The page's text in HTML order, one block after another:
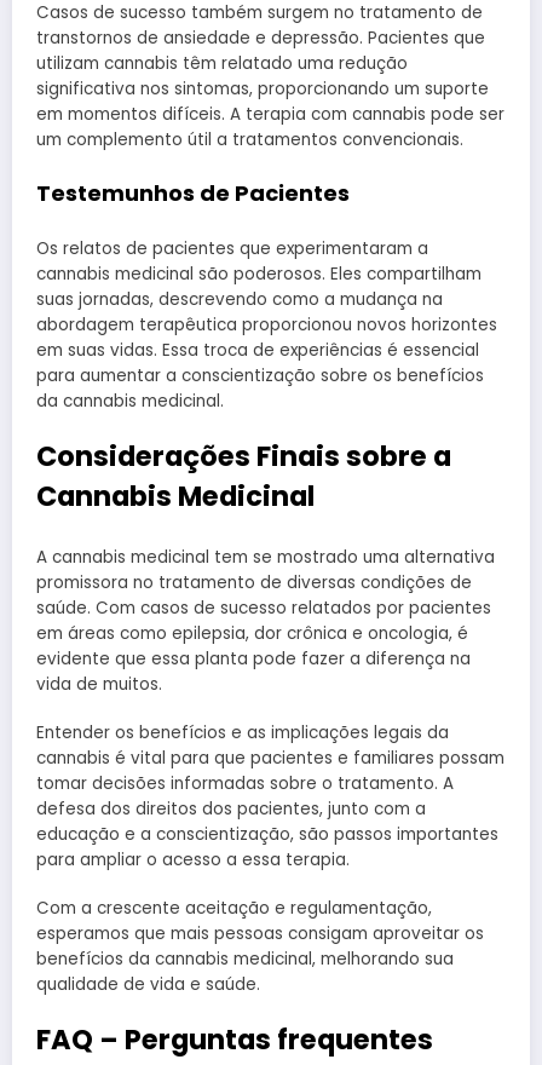
Casos de sucesso também surgem no tratamento de
transtornos de ansiedade e depressão. Pacientes que
utilizam cannabis têm relatado uma redução
significativa nos sintomas, proporcionando um suporte
em momentos difíceis. A terapia com cannabis pode ser
um complemento útil a tratamentos convencionais.
Testemunhos de Pacientes
Os relatos de pacientes que experimentaram a
cannabis medicinal são poderosos. Eles compartilham
suas jornadas, descrevendo como a mudança na
abordagem terapêutica proporcionou novos horizontes
em suas vidas. Essa troca de experiências é essencial
para aumentar a conscientização sobre os benefícios
da cannabis medicinal.
Considerações Finais sobre a
Cannabis Medicinal
A cannabis medicinal tem se mostrado uma alternativa
promissora no tratamento de diversas condições de
saúde. Com casos de sucesso relatados por pacientes
em áreas como epilepsia, dor crônica e oncologia, é
evidente que essa planta pode fazer a diferença na
vida de muitos.
Entender os benefícios e as implicações legais da
cannabis é vital para que pacientes e familiares possam
tomar decisões informadas sobre o tratamento. A
defesa dos direitos dos pacientes, junto com a
educação e a conscientização, são passos importantes
para ampliar o acesso a essa terapia.
Com a crescente aceitação e regulamentação,
esperamos que mais pessoas consigam aproveitar os
benefícios da cannabis medicinal, melhorando sua
qualidade de vida e saúde.
FAQ – Perguntas frequentes